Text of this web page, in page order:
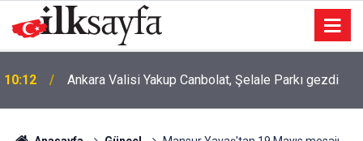
10:12 Ankara Valisi Yakup Canbolat, Şelale Parkı gezdi
09:43 Batman'da feci kaza: Çok sayıda yaralı var